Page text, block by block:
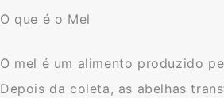
O que é o Mel
O mel é um alimento produzido
Depois da coleta, as abelhas